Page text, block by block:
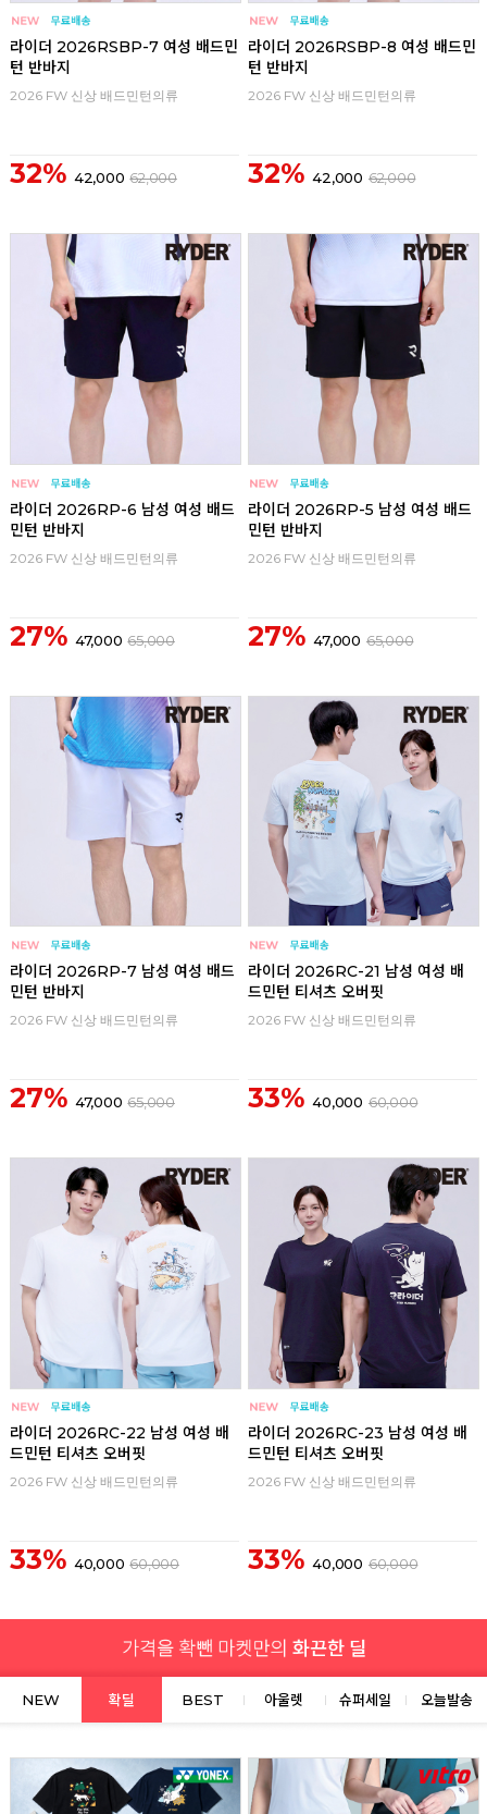
라이더 2026RSBP-7 여성 배드민
턴 반바지
2026 FW 신상 배드민턴의류
32% 42,000 62,000
라이더 2026RSBP-8 여성 배드민
턴 반바지
2026 FW 신상 배드민턴의류
32% 42,000 62,000
라이더 2026RP-6 남성 여성 배드
민턴 반바지
2026 FW 신상 배드민턴의류
27% 47,000 65,000
라이더 2026RP-5 남성 여성 배드
민턴 반바지
2026 FW 신상 배드민턴의류
27% 47,000 65,000
라이더 2026RP-7 남성 여성 배드
민턴 반바지
2026 FW 신상 배드민턴의류
27% 47,000 65,000
라이더 2026RC-21 남성 여성 배
드민턴 티셔츠 오버핏
2026 FW 신상 배드민턴의류
33% 40,000 60,000
라이더 2026RC-22 남성 여성 배
드민턴 티셔츠 오버핏
2026 FW 신상 배드민턴의류
33% 40,000 60,000
라이더 2026RC-23 남성 여성 배
드민턴 티셔츠 오버핏
2026 FW 신상 배드민턴의류
33% 40,000 60,000
NEW 확딜 BEST 아울렛 슈퍼세일 오늘발송